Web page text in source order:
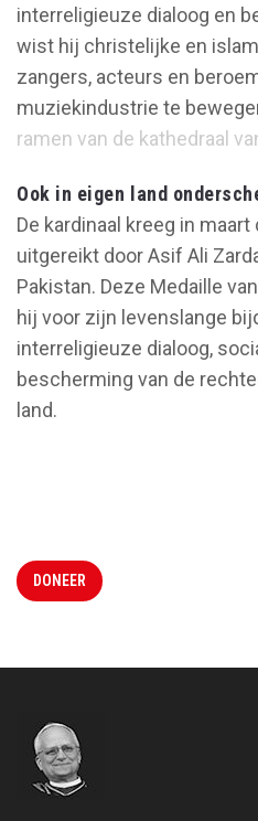
interreligieuze dialoog en
wist hij christelijke en
zangers, acteurs en
muziekindustrie te
ramen van de kathedraal
Ook in eigen land
De kardinaal kreeg in
uitgereikt door Asif Ali
Pakistan. Deze Medaille
hij voor zijn levenslange
interreligieuze dialoog,
bescherming van de
land.
DONEER